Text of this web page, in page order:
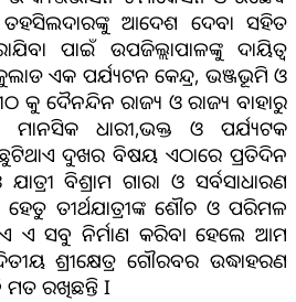
ଆଦେଶ ଦେବା ସହିତ
ପାଇଁ ଉପଜିଲ୍ଲାପାଳଙ୍କୁ ଦାୟିତ୍ଵ
ଏକ ପର୍ଯ୍ୟଟନ କେନ୍ଦ୍ର, ଭଞ୍ଜଭୂମି ଓ
କୁ ଦୈନନ୍ଦିନ ରାଜ୍ୟ ଓ ରାଜ୍ୟ ବାହାରୁ
ମାନସିକ ଧାରୀ,ଭକ୍ତ ଓ ପର୍ଯ୍ୟଟକ
ଦୁଖର ବିଷୟ ଏଠାରେ ପ୍ରତିଦିନ
ବିଶ୍ରାମ ଗାରା ଓ ସର୍ବସାଧାରଣ
ତୀର୍ଥଯାତ୍ରୀଙ୍କ ଶୌଚ ଓ ପରିମଳ
ଏ ସବୁ ନିର୍ମାଣ କରିବା ହେଲେ ଆମ
ଶ୍ରୀକ୍ଷେତ୍ର ଗୌରବର ଉଦ୍ଧାହରଣ
ରଖିଛନ୍ତି I